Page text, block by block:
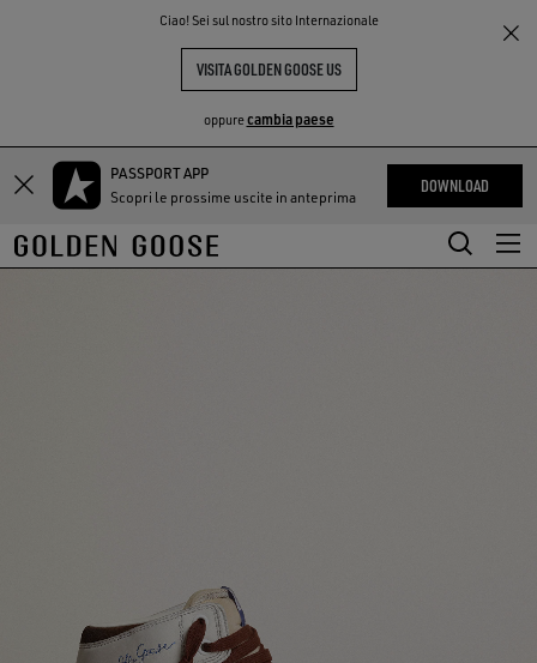
Ciao! Sei sul nostro sito Internazionale
VISITA GOLDEN GOOSE US
oppurecambia paese
Vai
contenuto
principale
Vai
contenuto
del
PASSPORT APP
Scopri le prossime uscite in anteprima
DOWNLOAD
THE
COMMUNITY